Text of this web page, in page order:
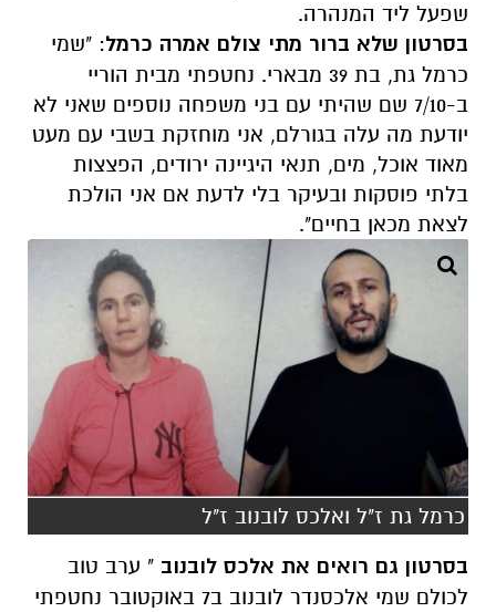
שפעל ליד המנהרה.
בסרטון שלא ברור מתי צולם אמרה כרמל: "שמי
כרמל גת, בת 39 מבארי. נחטפתי מבית הוריי
ב-7/10 שם שהיתי עם בני משפחה נוספים שאני לא
יודעת מה עלה בגורלם, אני מוחזקת בשבי עם מעט
מאוד אוכל, מים, תנאי היגיינה ירודים, הפצצות
בלתי פוסקות ובעיקר בלי לדעת אם אני הולכת
לצאת מכאן בחיים".
כרמל גת ז"ל ואלכס לובנוב ז"ל
בסרטון גם רואים את אלכס לובנוב " ערב טוב
לכולם שמי אלכסנדר לובנוב ב7 באוקטובר נחטפתי